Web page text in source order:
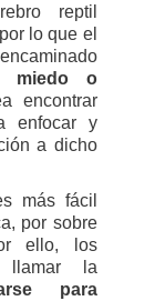
reptil
lo que el
miedo o
encontrar
enfocar y
a dicho
más fácil
por sobre
ello, los
llamar la
para